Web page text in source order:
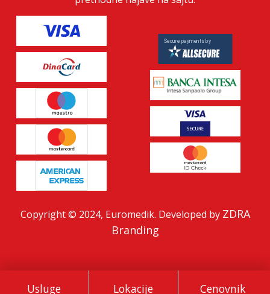
Usluge Lokacije Cenovnik
Copyright © 2024, Euromedik. Developed by ZDRA
Branding